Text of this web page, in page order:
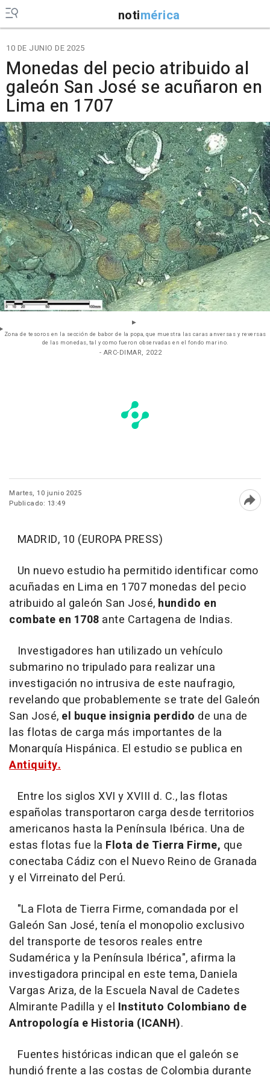
notimérica
10 DE JUNIO DE 2025
Monedas del pecio atribuido al
galeón San José se acuñaron en
Lima en 1707
Zona de tesoros en la sección de babor de la popa, que muestra las caras anversas y reversas
de las monedas, tal y como fueron observadas en el fondo marino.
- ARC-DIMAR, 2022
Martes, 10 junio 2025
Publicado: 13:49
MADRID, 10 (EUROPA PRESS)
Un nuevo estudio ha permitido identificar como
acuñadas en Lima en 1707 monedas del pecio
atribuido al galeón San José, hundido en
combate en 1708 ante Cartagena de Indias.
Investigadores han utilizado un vehículo
submarino no tripulado para realizar una
investigación no intrusiva de este naufragio,
revelando que probablemente se trate del Galeón
San José, el buque insignia perdido de una de
las flotas de carga más importantes de la
Monarquía Hispánica. El estudio se publica en
Antiquity.
Entre los siglos XVI y XVIII d. C., las flotas
españolas transportaron carga desde territorios
americanos hasta la Península Ibérica. Una de
estas flotas fue la Flota de Tierra Firme, que
conectaba Cádiz con el Nuevo Reino de Granada
y el Virreinato del Perú.
"La Flota de Tierra Firme, comandada por el
Galeón San José, tenía el monopolio exclusivo
del transporte de tesoros reales entre
Sudamérica y la Península Ibérica", afirma la
investigadora principal en este tema, Daniela
Vargas Ariza, de la Escuela Naval de Cadetes
Almirante Padilla y el Instituto Colombiano de
Antropología e Historia (ICANH).
Fuentes históricas indican que el galeón se
hundió frente a las costas de Colombia durante